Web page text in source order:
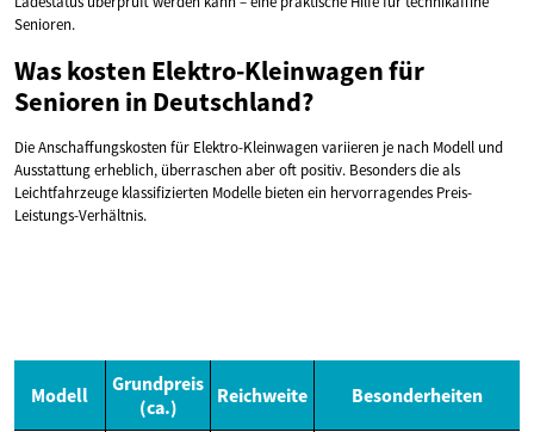
Senioren.
Was kosten Elektro-Kleinwagen für
Senioren in Deutschland?
Die Anschaffungskosten für Elektro-Kleinwagen variieren je nach Modell und
Ausstattung erheblich, überraschen aber oft positiv. Besonders die als
Leichtfahrzeuge klassifizierten Modelle bieten ein hervorragendes Preis-
Leistungs-Verhältnis.
Modell
Grundpreis
(ca.)
Reichweite Besonderheiten